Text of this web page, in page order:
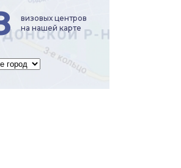
визовых центров
на нашей карте